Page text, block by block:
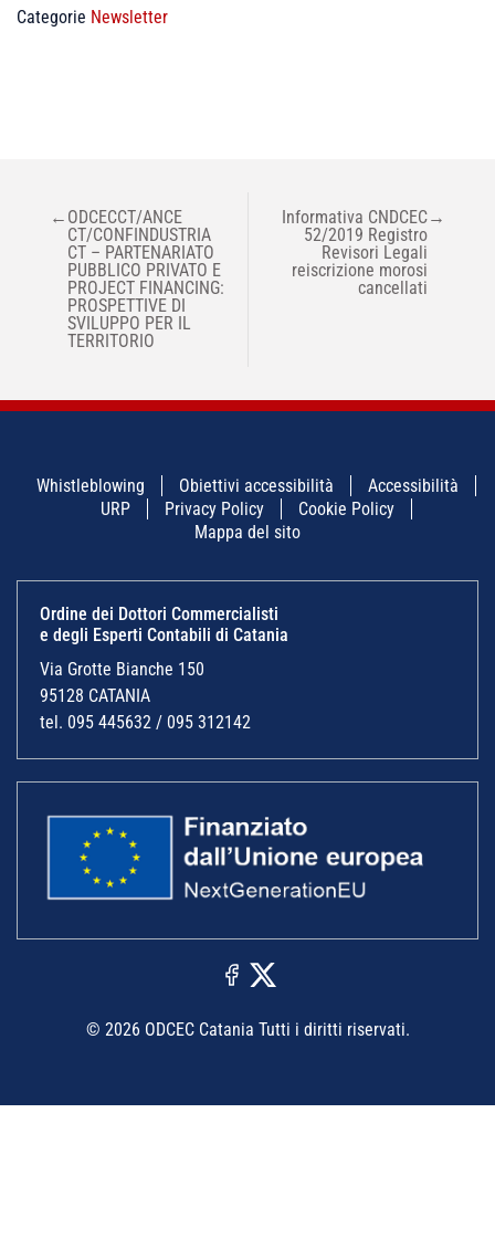
Categorie Newsletter
NAVIGAZIONE
ARTICOLI
← ODCECCT/ANCE
CT/CONFINDUSTRIA
CT – PARTENARIATO
PUBBLICO PRIVATO E
PROJECT FINANCING:
PROSPETTIVE DI
SVILUPPO PER IL
TERRITORIO
Informativa CNDCEC
52/2019 Registro
Revisori Legali
reiscrizione morosi
cancellati
→
Whistleblowing Obiettivi accessibilità
Accessibilità
URP
Privacy Policy
Cookie Policy
Mappa del sito
Ordine dei Dottori Commercialisti
e degli Esperti Contabili di Catania
Via Grotte Bianche 150
95128 CATANIA
tel. 095 445632 / 095 312142
© 2026 ODCEC Catania Tutti i diritti riservati.